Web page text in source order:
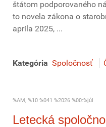
štátom podporovaného
to novela zákona o
apríla 2025, ...
Kategória Spoločnosť
%AM, %10 %041 %2026 %00:%júl
Letecká